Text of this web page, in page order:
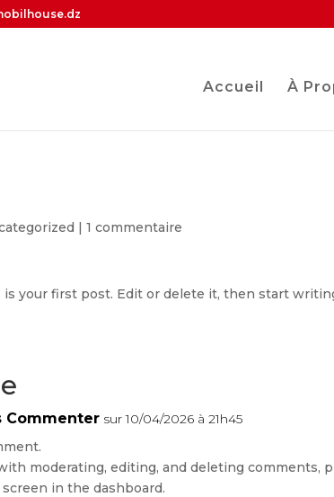
Accueil À
|1 commentaire
is your first post. Edit or delete it, then start
Commenter sur 10/04/2026 à 21h45
moderating, editing, and deleting comments,
in the dashboard.